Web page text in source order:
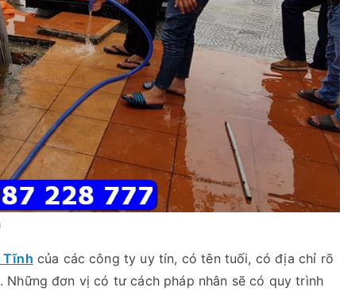
Tĩnh của các công ty uy tín, có tên tuối, có địa chỉ rõ
đơn vị có tư cách pháp nhân sẽ có quy trình